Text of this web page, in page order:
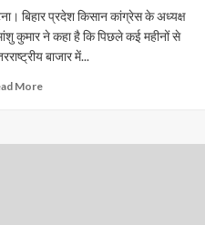
बिहार प्रदेश किसान कांग्रेस के अध्यक्ष
कुमार ने कहा है कि पिछले कई महीनों से
बाजार में...
More